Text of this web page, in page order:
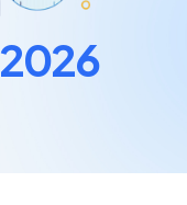
2026